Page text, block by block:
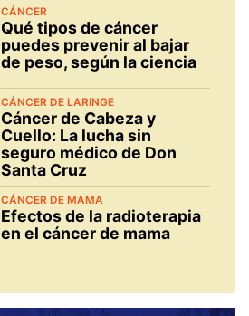
CÁNCER
Qué tipos de cáncer
puedes prevenir al bajar
de peso, según la ciencia
CÁNCER DE LARINGE
Cáncer de Cabeza y
Cuello: La lucha sin
seguro médico de Don
Santa Cruz
CÁNCER DE MAMA
Efectos de la radioterapia
en el cáncer de mama